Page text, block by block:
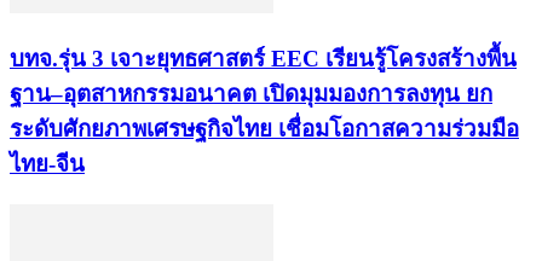
บทจ.รุ่น 3 เจาะยุทธศาสตร์ EEC เรียนรู้โครงสร้างพื้น
ฐาน–อุตสาหกรรมอนาคต เปิดมุมมองการลงทุน ยก
ระดับศักยภาพเศรษฐกิจไทย เชื่อมโอกาสความร่วมมือ
ไทย-จีน